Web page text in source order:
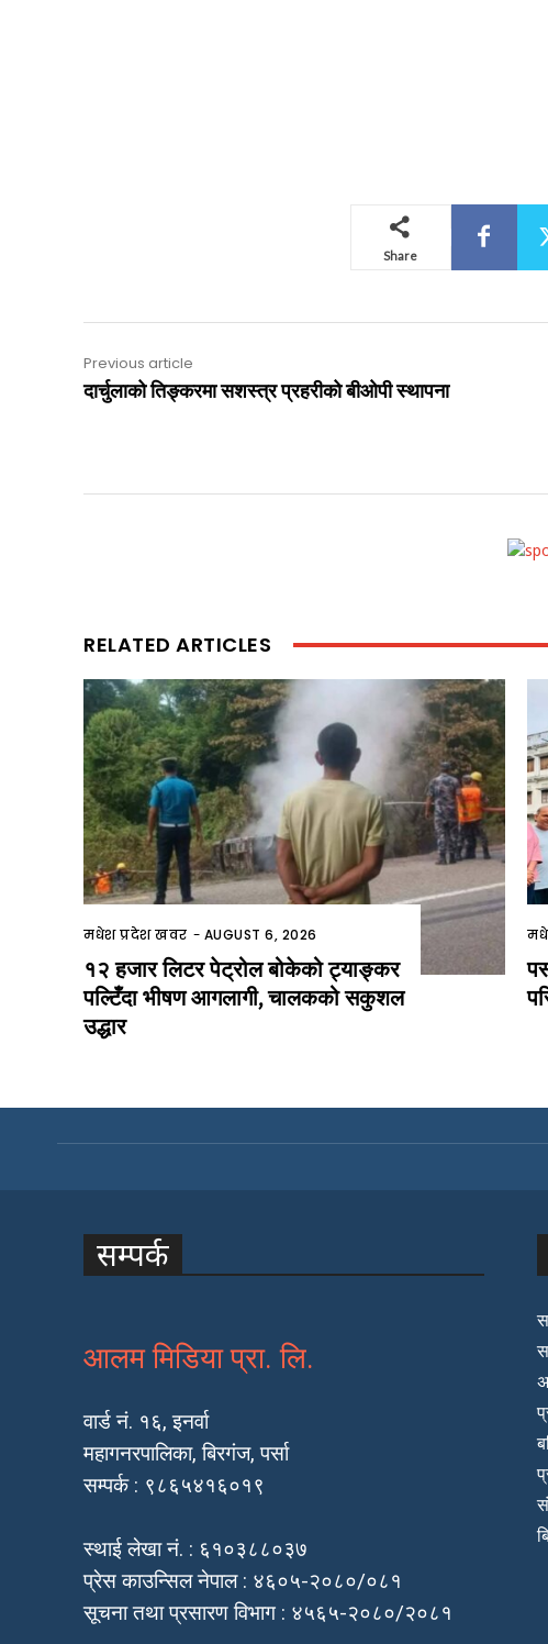
Share
Previous article
दार्चुलाको तिङ्करमा सशस्त्र प्रहरीको बीओपी स्थापना
RELATED ARTICLES
मधेश प्रदेश खवर - AUGUST 6, 2026
१२ हजार लिटर पेट्रोल बोकेको ट्याङ्कर
पल्टिँदा भीषण आगलागी, चालकको सकुशल
उद्धार
सम्पर्क
आलम मिडिया प्रा. लि.
वार्ड नं. १६, इनर्वा
महागनरपालिका, बिरगंज, पर्सा
सम्पर्क : ९८६५४१६०१९
स्थाई लेखा नं. : ६१०३८८०३७
प्रेस काउन्सिल नेपाल : ४६०५-२०८०/०८१
सूचना तथा प्रसारण विभाग : ४५६५-२०८०/२०८१